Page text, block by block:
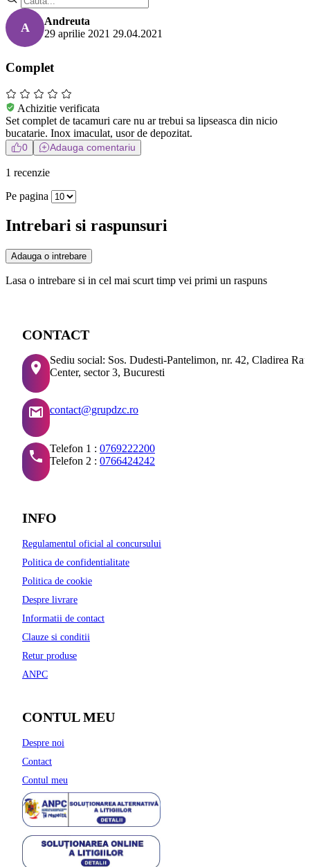
A
Andreuta
29 aprilie 2021 29.04.2021
Complet
Achizitie verificata
Set complet de tacamuri care nu ar trebui sa lipseasca din nicio
bucatarie. Inox imaculat, usor de depozitat.
0 Adauga comentariu
1 recenzie
Pe pagina
Intrebari si raspunsuri
Adauga o intrebare
Lasa o intrebare si in cel mai scurt timp vei primi un raspuns
CONTACT
Sediu social: Sos. Dudesti-Pantelimon, nr. 42, Cladirea
Center, sector 3, Bucuresti
contact@grupdzc.ro
Telefon 1 : 0769222200
Telefon 2 : 0766424242
INFO
Regulamentul oficial al concursului
Politica de confidentialitate
Politica de cookie
Despre livrare
Informatii de contact
Clauze si conditii
Retur produse
ANPC
CONTUL MEU
Despre noi
Contact
Contul meu